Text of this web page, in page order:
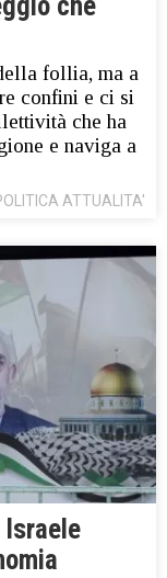
follia, ma a
confini e ci si
che ha
e naviga a
ATTUALITA'
Israele